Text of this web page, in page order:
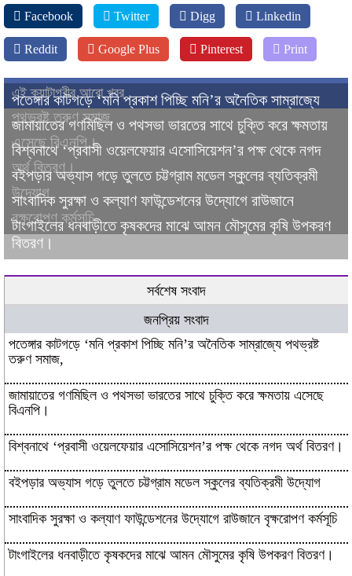
Facebook Twitter Digg Linkedin
Reddit Google Plus Pinterest Print
এই ক্যাটাগরীর আরো খবর
পতেঙ্গার কাটগড়ে ‘মনি প্রকাশ পিচ্ছি মনি’র অনৈতিক সাম্রাজ্যে
পথভ্রষ্ট তরুণ সমাজ,
জামায়াতের গণমিছিল ও পথসভা ভারতের সাথে চুক্তি করে ক্ষমতায়
এসেছে বিএনপি।
বিশ্বনাথে ‘প্রবাসী ওয়েলফেয়ার এসোসিয়েশন’র পক্ষ থেকে নগদ
অর্থ বিতরণ।
বইপড়ার অভ্যাস গড়ে তুলতে চট্টগ্রাম মডেল স্কুলের ব্যতিক্রমী
উদ্যোগ
সাংবাদিক সুরক্ষা ও কল্যাণ ফাউন্ডেশনের উদ্যোগে রাউজানে
বৃক্ষরোপণ কর্মসূচি
টাংগাইলের ধনবাড়ীতে কৃষকদের মাঝে আমন মৌসুমের কৃষি উপকরণ
বিতরণ।
সর্বশেষ সংবাদ
জনপ্রিয় সংবাদ
পতেঙ্গার কাটগড়ে ‘মনি প্রকাশ পিচ্ছি মনি’র অনৈতিক সাম্রাজ্যে পথভ্রষ্ট
তরুণ সমাজ,
জামায়াতের গণমিছিল ও পথসভা ভারতের সাথে চুক্তি করে ক্ষমতায় এসেছে
বিএনপি।
বিশ্বনাথে ‘প্রবাসী ওয়েলফেয়ার এসোসিয়েশন’র পক্ষ থেকে নগদ অর্থ বিতরণ।
বইপড়ার অভ্যাস গড়ে তুলতে চট্টগ্রাম মডেল স্কুলের ব্যতিক্রমী উদ্যোগ
সাংবাদিক সুরক্ষা ও কল্যাণ ফাউন্ডেশনের উদ্যোগে রাউজানে বৃক্ষরোপণ কর্মসূচি
টাংগাইলের ধনবাড়ীতে কৃষকদের মাঝে আমন মৌসুমের কৃষি উপকরণ বিতরণ।